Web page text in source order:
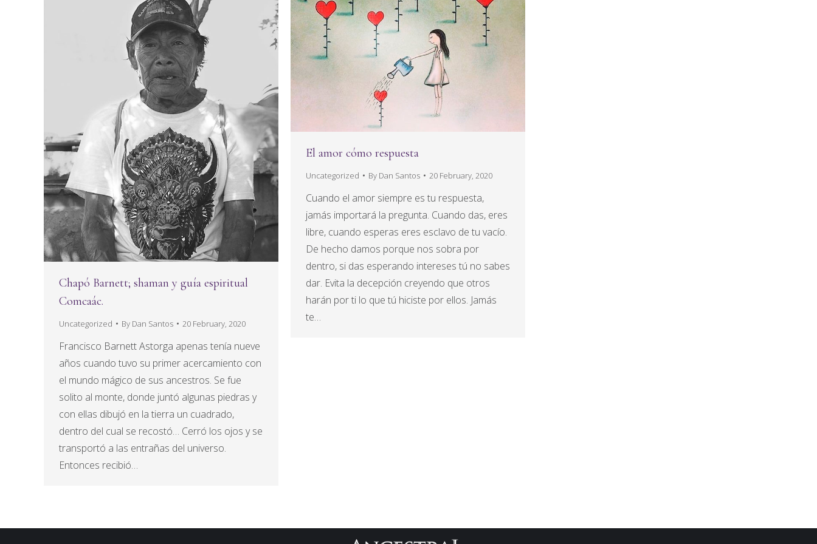
Chapó Barnett; shaman y guía espiritual
Comcaác.
Uncategorized By Dan Santos 20 February, 2020
Francisco Barnett Astorga apenas tenía nueve
años cuando tuvo su primer acercamiento con
el mundo mágico de sus ancestros. Se fue
solito al monte, donde juntó algunas piedras y
con ellas dibujó en la tierra un cuadrado,
dentro del cual se recostó… Cerró los ojos y se
transportó a las entrañas del universo.
Entonces recibió…
El amor cómo respuesta
Uncategorized By Dan Santos 20 February, 2020
Cuando el amor siempre es tu respuesta,
jamás importará la pregunta. Cuando das, eres
libre, cuando esperas eres esclavo de tu vacío.
De hecho damos porque nos sobra por
dentro, si das esperando intereses tú no sabes
dar. Evita la decepción creyendo que otros
harán por ti lo que tú hiciste por ellos. Jamás
te…